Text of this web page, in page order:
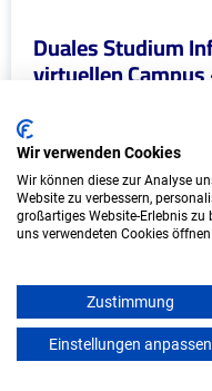
Duales Studium
virtuellen Campus
In Kooperation mit IU
(Internationale
Start: Oktober 2026
Freie Plätze: 1
Wir verwenden Cookies
Wir können diese zur Analyse
Website zu verbessern,
großartiges Website-Erlebnis
uns verwendeten Cookies
Zustimmung
Einstellungen anpassen